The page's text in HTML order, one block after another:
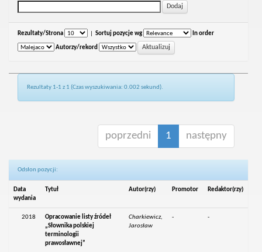
Rezultaty/Strona Sortuj pozycje wg In order
Autorzy/rekord
Rezultaty 1-1 z 1 (Czas wyszukiwania: 0.002 sekund).
poprzedni 1 następny
Odsłon pozycji:
Data
wydania
Tytuł Autor(rzy) Promotor Redaktor(rzy)
2018
Opracowanie listy źródeł
„Słownika polskiej
terminologii
prawosławnej”
Charkiewicz,
Jarosław
- -